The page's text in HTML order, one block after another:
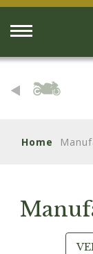
Home